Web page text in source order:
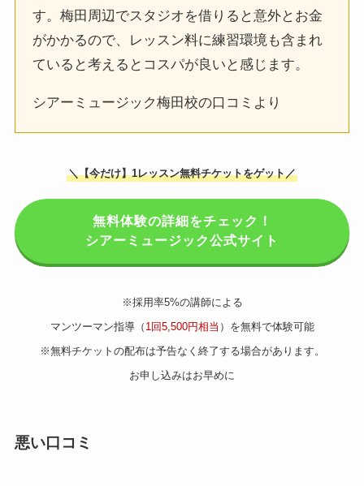
す。梅田周辺でスタジオを借りると意外とお金
がかかるので、レッスン料に練習環境も含まれ
ていると考えるとコスパが良いと感じます。
シアーミュージック梅田校の口コミより
＼【今だけ】1レッスン無料チケットをゲット／
無料体験の詳細をチェック！
シアーミュージック公式サイト
※採用率5%の講師による
マンツーマン指導（ 1回5,500円相当 ）を無料で体験可能
※無料チケットの配布は予告なく終了する場合があります。
お申し込みはお早めに
悪い口コミ